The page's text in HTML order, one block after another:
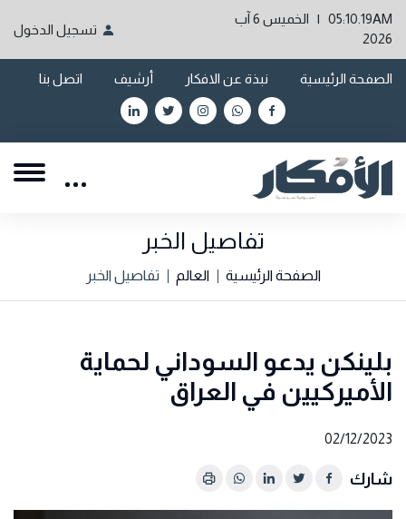
05:10.19AM | الخميس 6 آب
2026
تسجيل الدخول
الصفحة الرئيسية نبذة عن الافكار أرشيف اتصل بنا
تفاصيل الخبر
الصفحة الرئيسية العالم تفاصيل الخبر
بلينكن يدعو السوداني لحماية
الأميركيين في العراق
02/12/2023
شارك